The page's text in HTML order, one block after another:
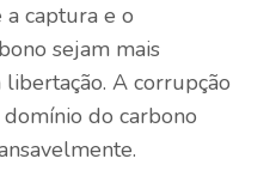
captura e o
sejam mais
A corrupção
do carbono